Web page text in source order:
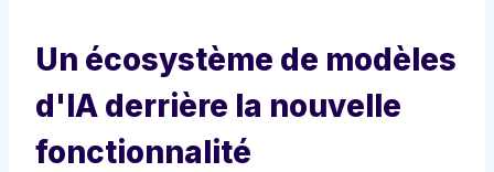
Un écosystème de modèles
d'IA derrière la nouvelle
fonctionnalité